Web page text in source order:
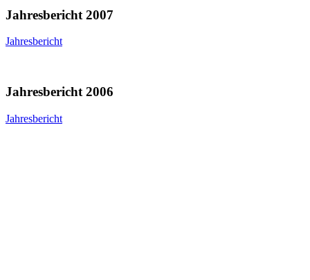
Jahresbericht 2007
Jahresbericht
Jahresbericht 2006
Jahresbericht